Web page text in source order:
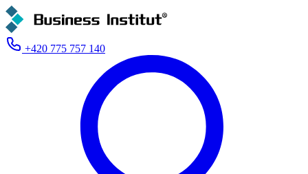
+420 775 757 140